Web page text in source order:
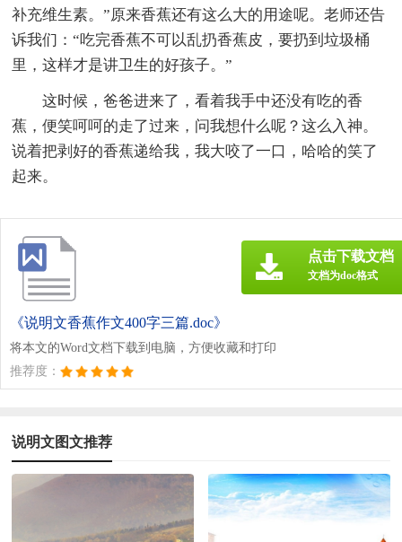
补充维生素。”原来香蕉还有这么大的用途呢。老师还告
诉我们：“吃完香蕉不可以乱扔香蕉皮，要扔到垃圾桶
里，这样才是讲卫生的好孩子。”
这时候，爸爸进来了，看着我手中还没有吃的香
蕉，便笑呵呵的走了过来，问我想什么呢？这么入神。
说着把剥好的香蕉递给我，我大咬了一口，哈哈的笑了
起来。
《说明文香蕉作文400字三篇.doc》
将本文的Word文档下载到电脑，方便收藏和打印
推荐度：
点击下载文档
文档为doc格式
说明文图文推荐